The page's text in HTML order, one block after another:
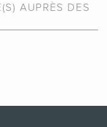
AUPRÈS DES